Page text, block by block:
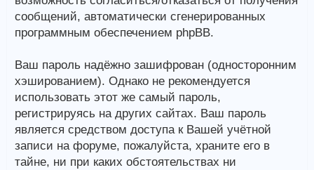
сообщений, автоматически сгенерированных
программным обеспечением phpBB.
Ваш пароль надёжно зашифрован (односторонним
хэшированием). Однако не рекомендуется
использовать этот же самый пароль,
регистрируясь на других сайтах. Ваш пароль
является средством доступа к Вашей учётной
записи на форуме, пожалуйста, храните его в
тайне, ни при каких обстоятельствах ни